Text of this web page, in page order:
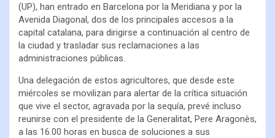
(UP), han entrado en Barcelona por la Meridiana y por la
Avenida Diagonal, dos de los principales accesos a la
capital catalana, para dirigirse a continuación al centro de
la ciudad y trasladar sus reclamaciones a las
administraciones públicas.
Una delegación de estos agricultores, que desde este
miércoles se movilizan para alertar de la crítica situación
que vive el sector, agravada por la sequía, prevé incluso
reunirse con el presidente de la Generalitat, Pere Aragonès,
a las 16.00 horas en busca de soluciones a sus